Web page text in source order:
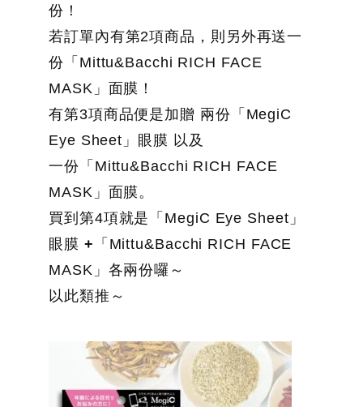
份！
若訂單內有第2項商品，則另外再送一
份「Mittu&Bacchi RICH FACE
MASK」面膜！
有第3項商品便是加贈 兩份「MegiC
Eye Sheet」眼膜 以及
一份「Mittu&Bacchi RICH FACE
MASK」面膜。
買到第4項就是「MegiC Eye Sheet」
眼膜 + 「Mittu&Bacchi RICH FACE
MASK」各兩份囉～
以此類推～